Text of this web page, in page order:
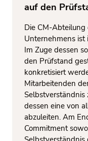
auf den
Die CM-Abteilung
Unternehmens ist
Im Zuge dessen
den Prüfstand
konkretisiert
Mitarbeitenden
Selbstverständnis
dessen eine von
abzuleiten. Am
Commitment